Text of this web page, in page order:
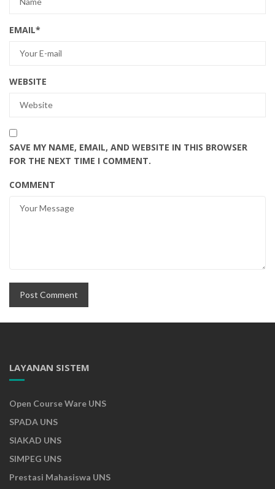
EMAIL*
WEBSITE
SAVE MY NAME, EMAIL, AND WEBSITE IN THIS BROWSER
FOR THE NEXT TIME I COMMENT.
COMMENT
LAYANAN SISTEM
Open Course Ware UNS
SPADA UNS
SIAKAD UNS
SIMPEG UNS
Prestasi Mahasiswa UNS